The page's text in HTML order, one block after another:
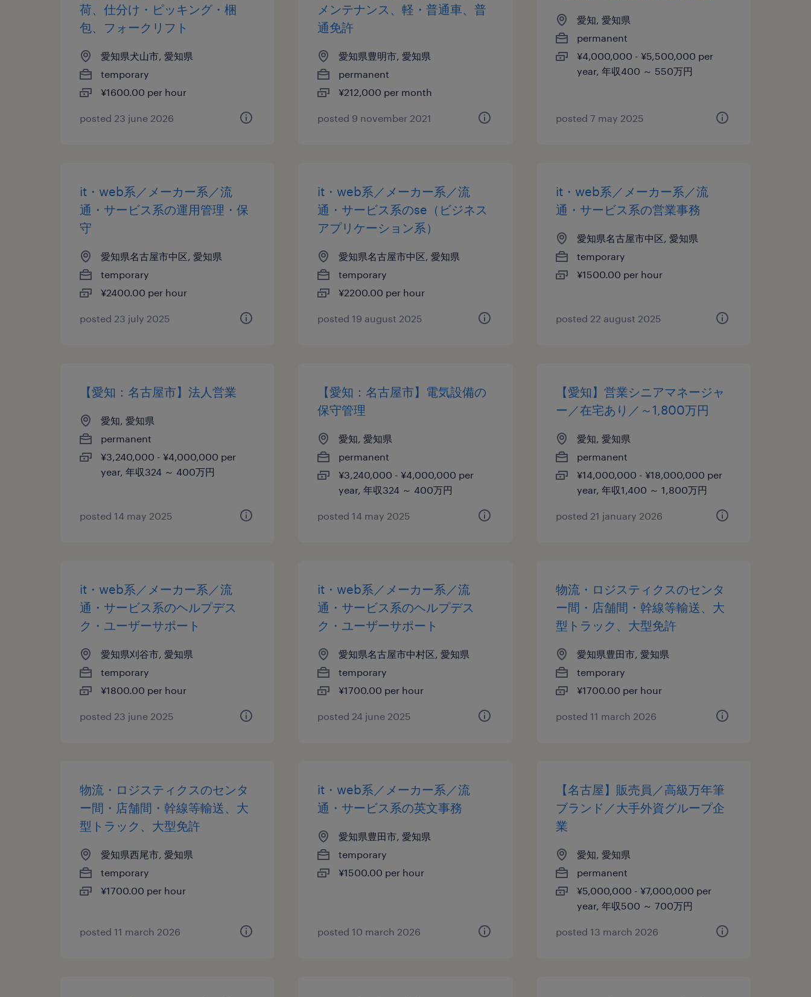
荷、仕分け・ピッキング・梱
包、フォークリフト
愛知県犬山市, 愛知県
temporary
¥1600.00 per hour
posted 23 june 2026
メンテナンス、軽・普通車、普
通免許
愛知県豊明市, 愛知県
permanent
¥212,000 per month
posted 9 november 2021
愛知, 愛知県
permanent
¥4,000,000 - ¥5,500,000 per
year, 年収400 ～ 550万円
posted 7 may 2025
it・web系／メーカー系／流
通・サービス系の運用管理・保
守
愛知県名古屋市中区, 愛知県
temporary
¥2400.00 per hour
posted 23 july 2025
it・web系／メーカー系／流
通・サービス系のse（ビジネス
アプリケーション系）
愛知県名古屋市中区, 愛知県
temporary
¥2200.00 per hour
posted 19 august 2025
it・web系／メーカー系／流
通・サービス系の営業事務
愛知県名古屋市中区, 愛知県
temporary
¥1500.00 per hour
posted 22 august 2025
【愛知：名古屋市】法人営業
愛知, 愛知県
permanent
¥3,240,000 - ¥4,000,000 per
year, 年収324 ～ 400万円
posted 14 may 2025
【愛知：名古屋市】電気設備の
保守管理
愛知, 愛知県
permanent
¥3,240,000 - ¥4,000,000 per
year, 年収324 ～ 400万円
posted 14 may 2025
【愛知】営業シニアマネージャ
ー／在宅あり／～1,800万円
愛知, 愛知県
permanent
¥14,000,000 - ¥18,000,000 per
year, 年収1,400 ～ 1,800万円
posted 21 january 2026
it・web系／メーカー系／流
通・サービス系のヘルプデス
ク・ユーザーサポート
愛知県刈谷市, 愛知県
temporary
¥1800.00 per hour
posted 23 june 2025
it・web系／メーカー系／流
通・サービス系のヘルプデス
ク・ユーザーサポート
愛知県名古屋市中村区, 愛知県
temporary
¥1700.00 per hour
posted 24 june 2025
物流・ロジスティクスのセンタ
ー間・店舗間・幹線等輸送、大
型トラック、大型免許
愛知県豊田市, 愛知県
temporary
¥1700.00 per hour
posted 11 march 2026
物流・ロジスティクスのセンタ
ー間・店舗間・幹線等輸送、大
型トラック、大型免許
愛知県西尾市, 愛知県
temporary
¥1700.00 per hour
posted 11 march 2026
it・web系／メーカー系／流
通・サービス系の英文事務
愛知県豊田市, 愛知県
temporary
¥1500.00 per hour
posted 10 march 2026
【名古屋】販売員／高級万年筆
ブランド／大手外資グループ企
業
愛知, 愛知県
permanent
¥5,000,000 - ¥7,000,000 per
year, 年収500 ～ 700万円
posted 13 march 2026